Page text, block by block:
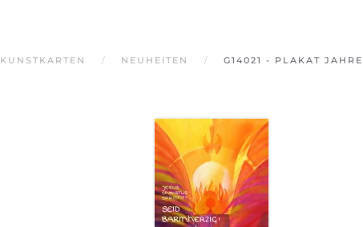
KUNSTKARTEN NEUHEITEN
G14021 - PLAKAT